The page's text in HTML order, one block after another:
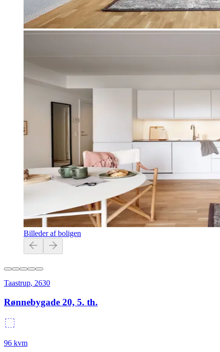
Billeder af boligen
Taastrup, 2630
Rønnebygade 20, 5. th.
96 kvm